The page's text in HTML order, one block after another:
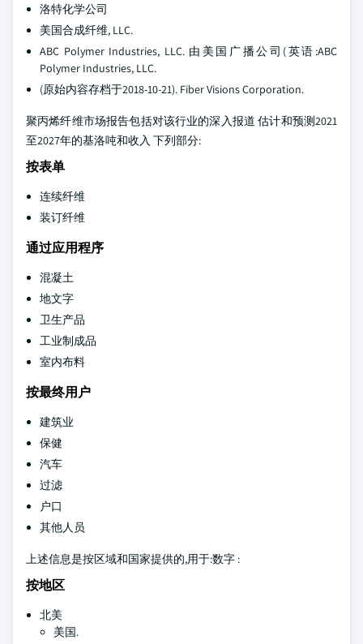
洛特化学公司
美国合成纤维, LLC.
ABC Polymer Industries, LLC. 由美国广播公司(英语:ABC
Polymer Industries, LLC.
(原始内容存档于2018-10-21). Fiber Visions Corporation.
聚丙烯纤维市场报告包括对该行业的深入报道 估计和预测2021
至2027年的基洛吨和收入 下列部分:
按表单
连续纤维
装订纤维
通过应用程序
混凝土
地文字
卫生产品
工业制成品
室内布料
按最终用户
建筑业
保健
汽车
过滤
户口
其他人员
上述信息是按区域和国家提供的,用于:数字 :
按地区
北美
美国.